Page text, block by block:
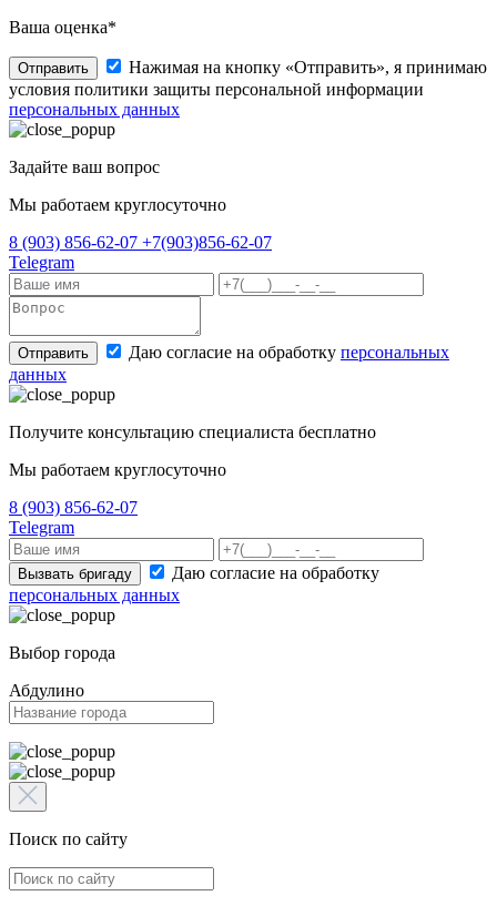
Ваша оценка*
Отправить
Нажимая на кнопку «Отправить», я принимаю
условия политики защиты персональной информации
персональных данных
Задайте ваш вопрос
Мы работаем круглосуточно
8 (903) 856-62-07 +7(903)856-62-07
Telegram
Отправить Даю согласие на обработку персональных
данных
Получите консультацию специалиста бесплатно
Мы работаем круглосуточно
8 (903) 856-62-07
Telegram
Вызвать бригаду
Даю согласие на обработку
персональных данных
Выбор города
Абдулино
Поиск по сайту